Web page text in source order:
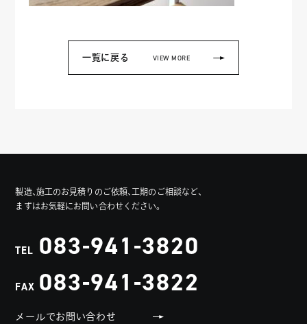
一覧に戻る VIEW MORE
製造、施工のお見積りのご依頼、工期のご相談など、
まずはお気軽にお問い合わせください。
TEL 083-941-3820
FAX 083-941-3822
メールでお問い合わせ